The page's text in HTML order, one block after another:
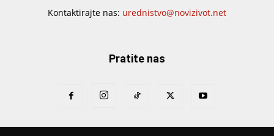
Kontaktirajte nas: urednistvo@novizivot.net
Pratite nas